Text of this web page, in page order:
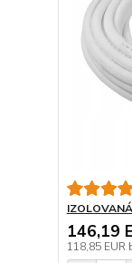
146,19
118,85 EUR